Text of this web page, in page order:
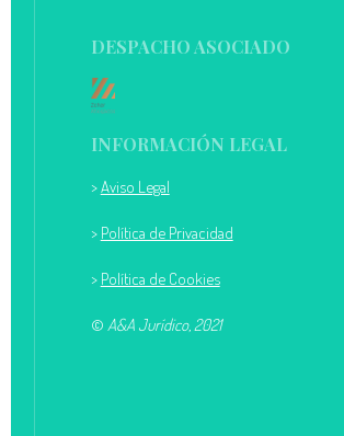
DESPACHO ASOCIADO
INFORMACIÓN LEGAL
>Aviso Legal
> Política de Privacidad
> Política de Cookies
© A&A Jurídico, 2021